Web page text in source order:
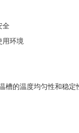
全
环境
温度均匀性和稳